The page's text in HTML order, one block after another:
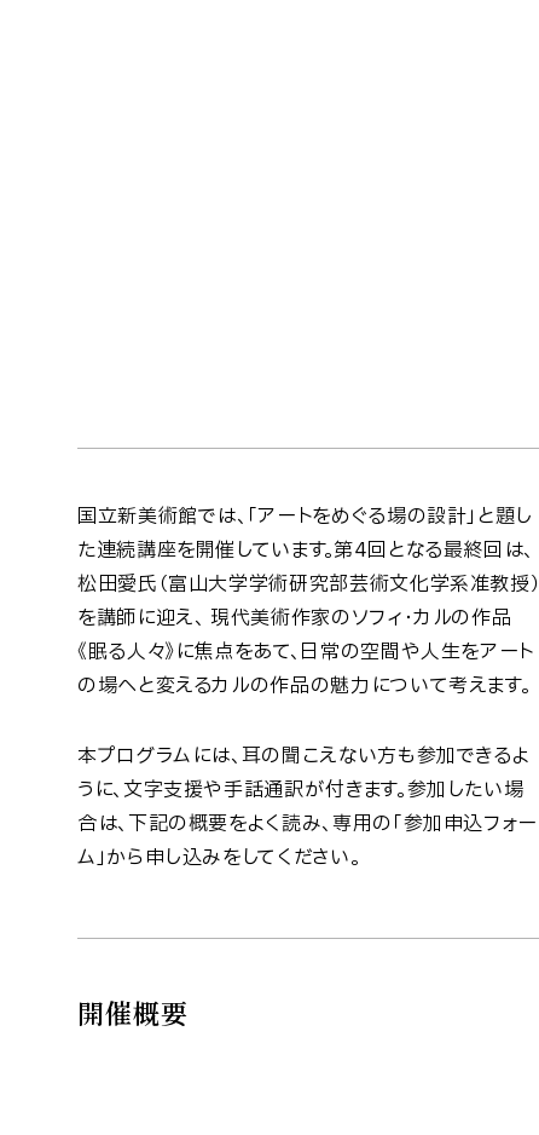
国立新美術館では、「アートをめぐる場の設計」と題し
た連続講座を開催しています。第4回となる最終回は、
松田愛氏（富山大学学術研究部芸術文化学系准教授）
を講師に迎え、 現代美術作家のソフィ・カルの作品
《眠る人々》に焦点をあて、日常の空間や人生をアート
の場へと変えるカルの作品の魅力について考えます。
本プログラムには、耳の聞こえない方も参加できるよ
うに、文字支援や手話通訳が付きます。参加したい場
合は、下記の概要をよく読み、専用の「参加申込フォー
ム」から申し込みをしてください。
開催概要